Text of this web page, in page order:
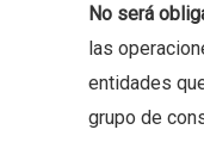
No será
las
entidades
grupo de